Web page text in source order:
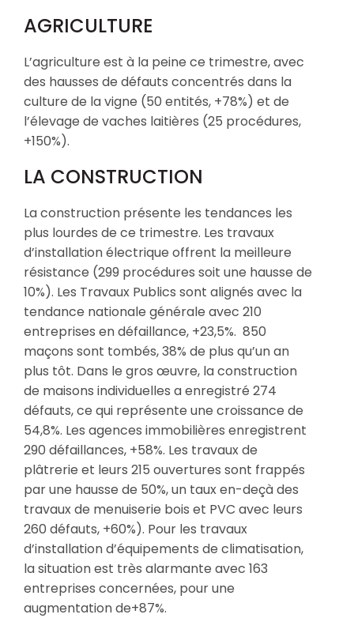
AGRICULTURE
L’agriculture est à la peine ce trimestre, avec
des hausses de défauts concentrés dans la
culture de la vigne (50 entités, +78%) et de
l’élevage de vaches laitières (25 procédures,
+150%).
LA CONSTRUCTION
La construction présente les tendances les
plus lourdes de ce trimestre. Les travaux
d’installation électrique offrent la meilleure
résistance (299 procédures soit une hausse de
10%). Les Travaux Publics sont alignés avec la
tendance nationale générale avec 210
entreprises en défaillance, +23,5%. 850
maçons sont tombés, 38% de plus qu’un an
plus tôt. Dans le gros œuvre, la construction
de maisons individuelles a enregistré 274
défauts, ce qui représente une croissance de
54,8%. Les agences immobilières enregistrent
290 défaillances, +58%. Les travaux de
plâtrerie et leurs 215 ouvertures sont frappés
par une hausse de 50%, un taux en-deçà des
travaux de menuiserie bois et PVC avec leurs
260 défauts, +60%). Pour les travaux
d’installation d’équipements de climatisation,
la situation est très alarmante avec 163
entreprises concernées, pour une
augmentation de+87%.